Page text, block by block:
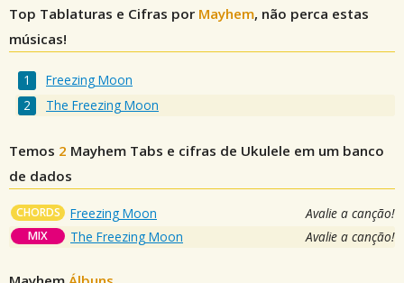
Top Tablaturas e Cifras por Mayhem, não perca estas
músicas!
Freezing Moon
The Freezing Moon
Temos 2 Mayhem Tabs e cifras de Ukulele em um banco
de dados
CHORDS Freezing Moon Avalie a canção!
MIX The Freezing Moon Avalie a canção!